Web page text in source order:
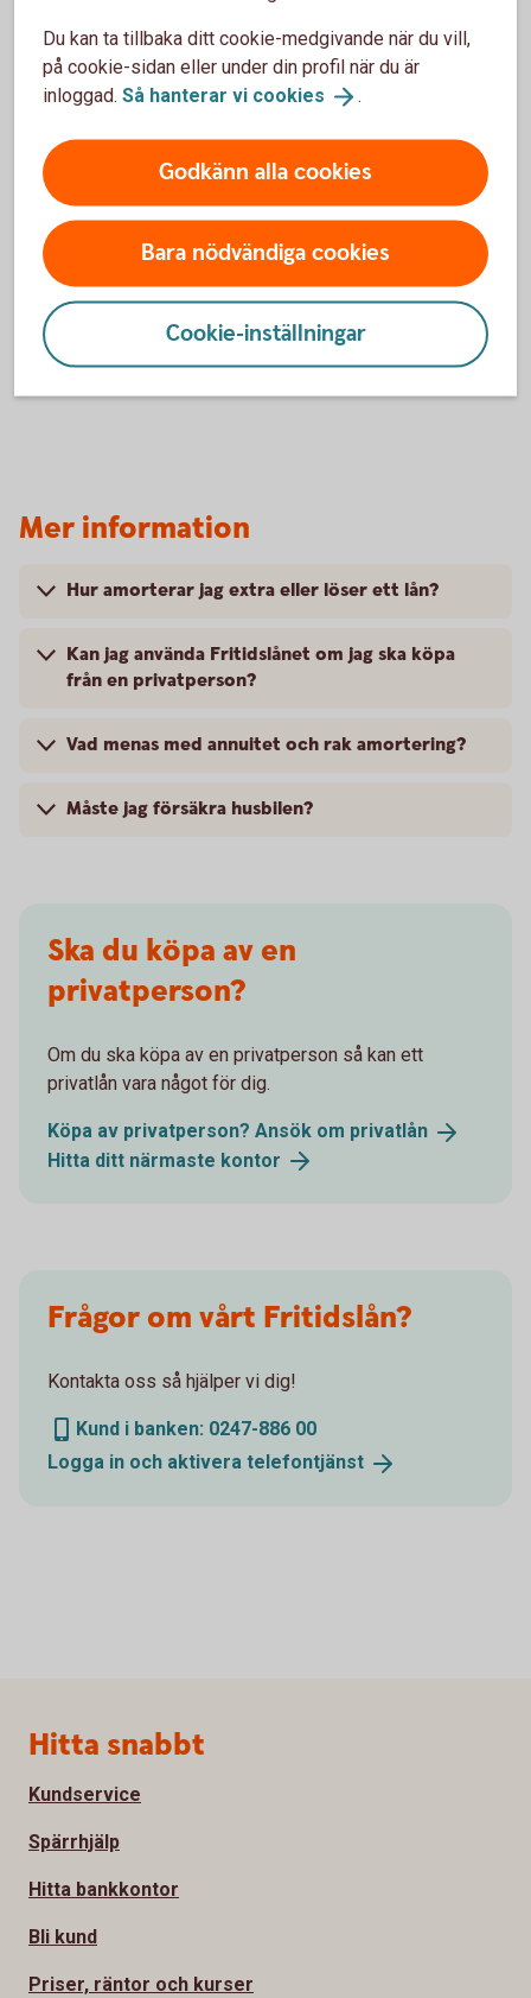
Uppläggningsavgift
Aviseringsavgift
0 kr
Avgiften gäller om du är Nyckelkund. Tillbaka
Med e-faktura, 19 kr med autogiro och 45 kr
Tillbaka
Mer information
Hur amorterar jag extra eller löser ett lån?
Kan jag använda Fritidslånet om jag ska köpa
från en privatperson?
Vad menas med annuitet och rak amortering?
Måste jag försäkra husbilen?
Ska du köpa av en
privatperson?
Om du ska köpa av en privatperson så kan ett
privatlån vara något för dig.
Köpa av privatperson? Ansök om privatlån
Hitta ditt närmaste kontor
Frågor om vårt Fritidslån?
Kontakta oss så hjälper vi dig!
Kund i banken: 0247-886 00
Logga in och aktivera telefontjänst
Du kan ta tillbaka ditt cookie-medgivande när du vill,
på cookie-sidan eller under din profil när du är
inloggad. Så hanterar vi cookies .
Godkänn alla cookies
Bara nödvändiga cookies
Cookie-inställningar
Sidfot
Hitta snabbt
Kundservice
Spärrhjälp
Hitta bankkontor
Bli kund
Priser, räntor och kurser